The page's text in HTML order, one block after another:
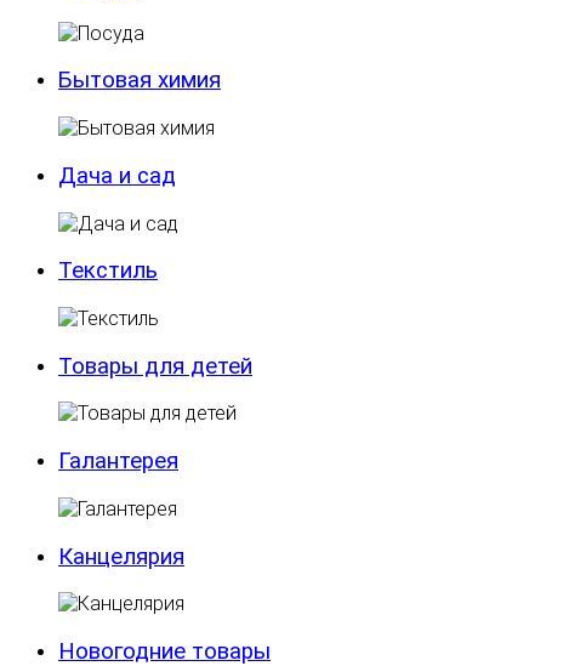
Бытовая химия
Дача и сад
Текстиль
Товары для детей
Галантерея
Канцелярия
Новогодние товары